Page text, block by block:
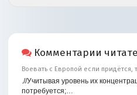
Комментарии
Воевать с Европой если придётся,
.//Учитывая уровень их
потребуется;…